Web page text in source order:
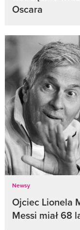
Oscara
Newsy
Ojciec Lionela
Messi miał 68